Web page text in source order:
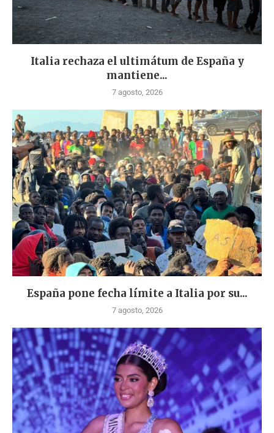
Italia rechaza el ultimátum de España y
mantiene...
7 agosto, 2026
España pone fecha límite a Italia por su...
7 agosto, 2026